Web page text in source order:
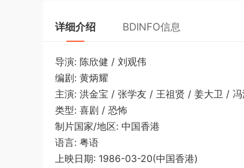
详细介绍 BDINFO信息
导演: 陈欣健 / 刘观伟
编剧: 黄炳耀
主演: 洪金宝 / 张学友 / 王祖贤 / 姜大卫 /
类型: 喜剧 / 恐怖
制片国家/地区: 中国香港
语言: 粤语
上映日期: 1986-03-20(中国香港)